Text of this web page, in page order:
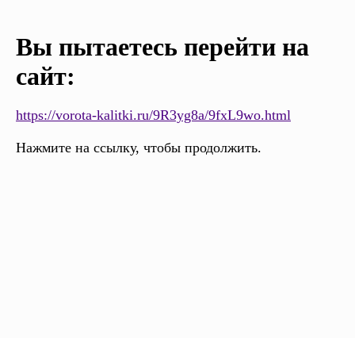
Вы пытаетесь перейти на
сайт:
https://vorota-kalitki.ru/9R3yg8a/9fxL9wo.html
Нажмите на ссылку, чтобы продолжить.